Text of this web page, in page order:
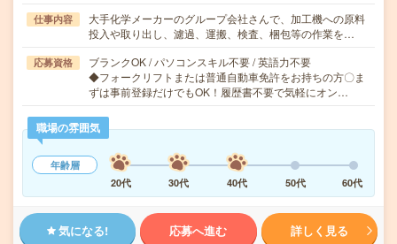
仕事内容
大手化学メーカーのグループ会社さんで、加工機への原料
投入や取り出し、濾過、運搬、検査、梱包等の作業を…
応募資格
ブランクOK / パソコンスキル不要 / 英語力不要
◆フォークリフトまたは普通自動車免許をお持ちの方〇ま
ずは事前登録だけでもOK！履歴書不要で気軽にオン…
職場の雰囲気
年齢層
20代
30代 40代 50代 60代
気になる! 応募へ進む 詳しく見る